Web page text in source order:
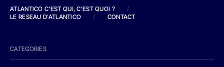
ATLANTICO C'EST QUI, C'EST QUOI ?
/
LE RESEAU D'ATLANTICO
/ CONTACT
CATEGORIES